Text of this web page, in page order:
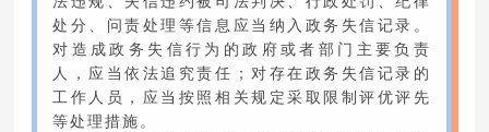
处分、问责处理等信息应当纳入政务失信记录。
对造成政务失信行为的政府或者部门主要负责
人，应当依法追究责任；对存在政务失信记录的
工作人员，应当按照相关规定采取限制评优评先
等处理措施。